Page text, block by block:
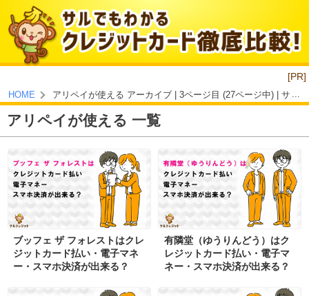
[PR]
HOME アリペイが使える アーカイブ | 3ページ目 (27ページ中) | サル
アリペイが使える 一覧
ブッフェ ザ フォレストはクレ
ジットカード払い・電子マネ
ー・スマホ決済が出来る？
有隣堂（ゆうりんどう）はク
レジットカード払い・電子マ
ネー・スマホ決済が出来る？